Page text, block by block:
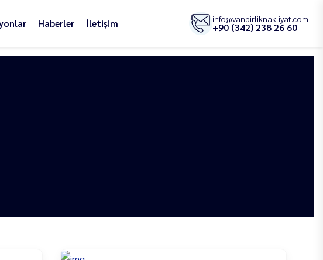
Haberler İletişim info@vanbirliknakliyat.com
+90 (342) 238 26 60